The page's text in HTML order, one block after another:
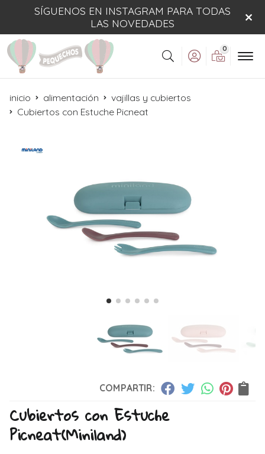
SÍGUENOS EN INSTAGRAM PARA TODAS
LAS NOVEDADES
Buscar
0
inicio alimentación
vajillas y cubiertos
Cubiertos con Estuche Picneat
COMPARTIR:
Cubiertos con Estuche
Picneat(Miniland)